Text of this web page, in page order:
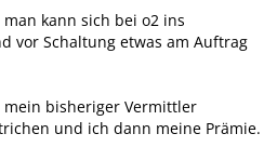
kann sich bei o2 ins
vor Schaltung etwas am Auftrag
bisheriger Vermittler
und ich dann meine Prämie.